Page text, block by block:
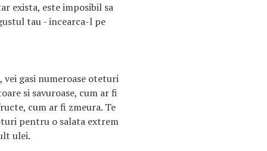
exista, este imposibil sa
tau - incearca-l pe
gasi numeroase oteturi
si savuroase, cum ar fi
cum ar fi zmeura. Te
pentru o salata extrem
ulei.